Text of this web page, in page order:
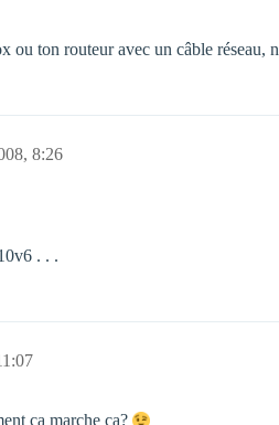
ou ton routeur avec un câble réseau,
8:26
. . .
ça marche ça?